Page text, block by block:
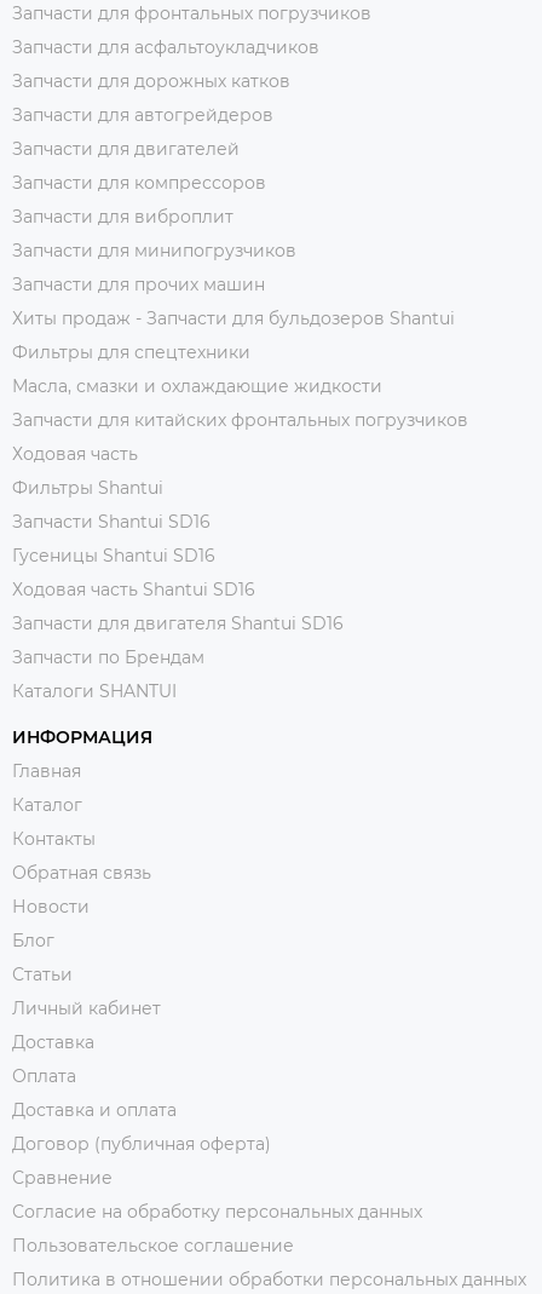
Запчасти для фронтальных погрузчиков
Запчасти для асфальтоукладчиков
Запчасти для дорожных катков
Запчасти для автогрейдеров
Запчасти для двигателей
Запчасти для компрессоров
Запчасти для виброплит
Запчасти для минипогрузчиков
Запчасти для прочих машин
Хиты продаж - Запчасти для бульдозеров Shantui
Фильтры для спецтехники
Масла, смазки и охлаждающие жидкости
Запчасти для китайских фронтальных погрузчиков
Ходовая часть
Фильтры Shantui
Запчасти Shantui SD16
Гусеницы Shantui SD16
Ходовая часть Shantui SD16
Запчасти для двигателя Shantui SD16
Запчасти по Брендам
Каталоги SHANTUI
ИНФОРМАЦИЯ
Главная
Каталог
Контакты
Обратная связь
Новости
Блог
Статьи
Личный кабинет
Доставка
Оплата
Доставка и оплата
Договор (публичная оферта)
Сравнение
Согласие на обработку персональных данных
Пользовательское соглашение
Политика в отношении обработки персональных данных